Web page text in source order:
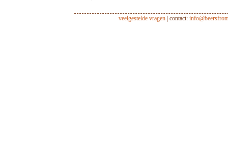
veelgestelde vragen | contact: